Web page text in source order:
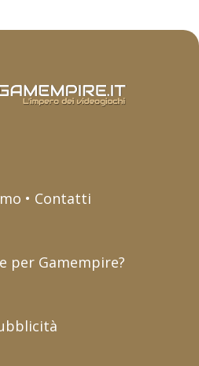
• Contatti
per Gamempire?